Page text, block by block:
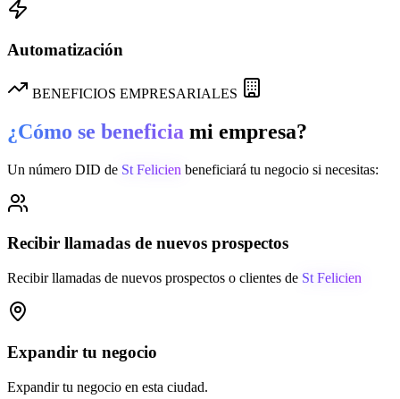
Automatización
BENEFICIOS EMPRESARIALES
¿Cómo se beneficia mi empresa?
Un número DID de St Felicien beneficiará tu negocio si necesitas:
Recibir llamadas de nuevos prospectos
Recibir llamadas de nuevos prospectos o clientes de St Felicien
Expandir tu negocio
Expandir tu negocio en esta ciudad.